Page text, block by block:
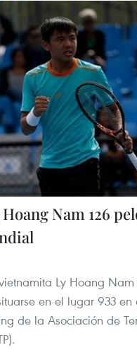
Nam 126
Ly Hoang Nam
en el lugar 933 en
de la Asociación de